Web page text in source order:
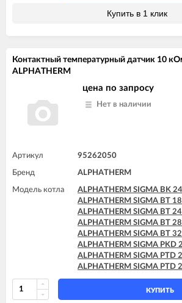
Купить в 1 клик
Контактный температурный датчик 10
ALPHATHERM
цена по запросу
Нет в наличии
Артикул 95262050
Бренд ALPHATHERM
Модель котла
ALPHATHERM SIGMA BK
ALPHATHERM SIGMA BT
ALPHATHERM SIGMA BT
ALPHATHERM SIGMA BT
ALPHATHERM SIGMA BT
ALPHATHERM SIGMA PKD
ALPHATHERM SIGMA PTD
ALPHATHERM SIGMA PTD
КУПИТЬ